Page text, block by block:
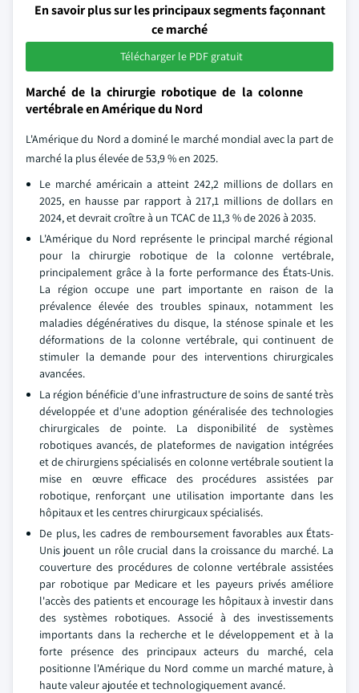
En savoir plus sur les principaux segments façonnant
ce marché
Télécharger le PDF gratuit
Marché de la chirurgie robotique de la colonne
vertébrale en Amérique du Nord
L'Amérique du Nord a dominé le marché mondial avec la part de
marché la plus élevée de 53,9 % en 2025.
Le marché américain a atteint 242,2 millions de dollars en
2025, en hausse par rapport à 217,1 millions de dollars en
2024, et devrait croître à un TCAC de 11,3 % de 2026 à 2035.
L'Amérique du Nord représente le principal marché régional
pour la chirurgie robotique de la colonne vertébrale,
principalement grâce à la forte performance des États-Unis.
La région occupe une part importante en raison de la
prévalence élevée des troubles spinaux, notamment les
maladies dégénératives du disque, la sténose spinale et les
déformations de la colonne vertébrale, qui continuent de
stimuler la demande pour des interventions chirurgicales
avancées.
La région bénéficie d'une infrastructure de soins de santé très
développée et d'une adoption généralisée des technologies
chirurgicales de pointe. La disponibilité de systèmes
robotiques avancés, de plateformes de navigation intégrées
et de chirurgiens spécialisés en colonne vertébrale soutient la
mise en œuvre efficace des procédures assistées par
robotique, renforçant une utilisation importante dans les
hôpitaux et les centres chirurgicaux spécialisés.
De plus, les cadres de remboursement favorables aux États-
Unis jouent un rôle crucial dans la croissance du marché. La
couverture des procédures de colonne vertébrale assistées
par robotique par Medicare et les payeurs privés améliore
l'accès des patients et encourage les hôpitaux à investir dans
des systèmes robotiques. Associé à des investissements
importants dans la recherche et le développement et à la
forte présence des principaux acteurs du marché, cela
positionne l'Amérique du Nord comme un marché mature, à
haute valeur ajoutée et technologiquement avancé.